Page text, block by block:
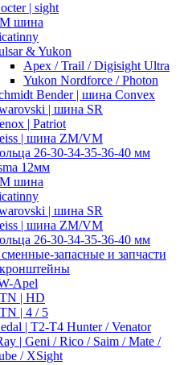
| sight
шина
& Yukon
Apex / Trail / Digisight Ultra
Yukon Nordforce / Photon
Bender | шина Convex
| шина SR
| Patriot
| шина ZM/VM
26-30-34-35-36-40 мм
12мм
шина
| шина SR
| шина ZM/VM
26-30-34-35-36-40 мм
запасные и запчасти
Apel
| HD
| 4 / 5
| T2-T4 Hunter / Venator
| Geni / Rico / Saim / Mate /
/ XSight